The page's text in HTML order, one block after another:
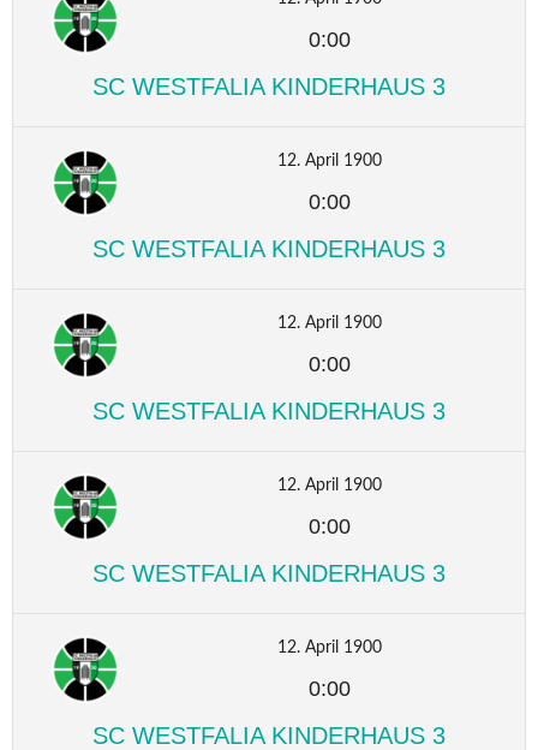
0:00
SC WESTFALIA KINDERHAUS 3
12. April 1900
0:00
SC WESTFALIA KINDERHAUS 3
12. April 1900
0:00
SC WESTFALIA KINDERHAUS 3
12. April 1900
0:00
SC WESTFALIA KINDERHAUS 3
12. April 1900
0:00
SC WESTFALIA KINDERHAUS 3